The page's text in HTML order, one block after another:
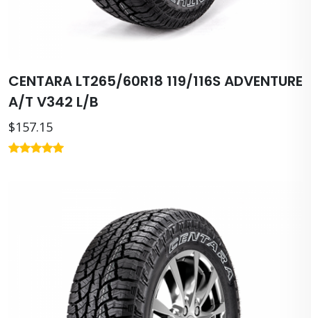
CENTARA LT265/60R18 119/116S ADVENTURE
A/T V342 L/B
$157.15